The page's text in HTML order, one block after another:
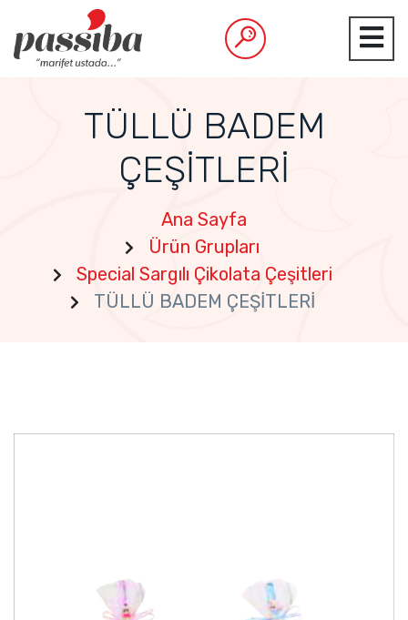
TÜLLÜ BADEM
ÇEŞİTLERİ
Ana Sayfa
Ürün Grupları
Special Sargılı Çikolata Çeşitleri
TÜLLÜ BADEM ÇEŞİTLERİ